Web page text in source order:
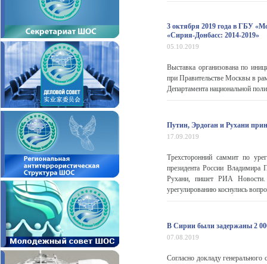
3 октября 2019 года в ГБУ
«Сирия-Донбасс: 2014-2019»
05.10.2019
Выставка организована по
при Правительстве Москвы в
Департамента национальной
Путин, Эрдоган и Рухани
17.09.2019
Трехсторонний саммит по
президента России Владимира
Рухани, пишет РИА Новости.
урегулированию коснулись
В Сирии были задержаны 2
07.08.2019
Согласно докладу